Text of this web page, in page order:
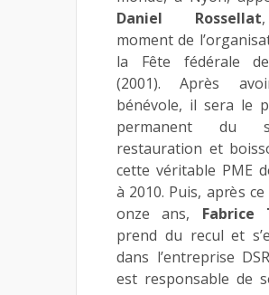
Daniel Rossellat
moment de
la Fête fédérale
(2001). Après
bénévole, il sera le
permanent du
restauration et
cette véritable PME
à 2010. Puis, après
onze ans, Fabrice
prend du recul et
dans l’entreprise
est responsable de